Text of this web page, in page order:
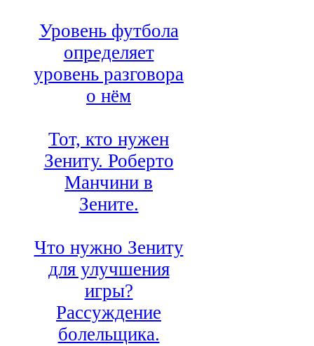
Уровень футбола
определяет
уровень разговора
о нём
Тот, кто нужен
Зениту. Роберто
Манчини в
Зените.
Что нужно Зениту
для улучшения
игры?
Рассуждение
болельщика.